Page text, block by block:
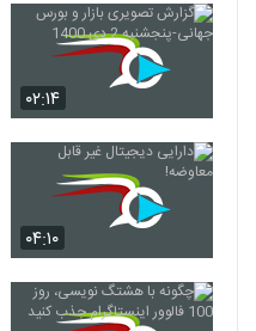
۰۲:۱۴
۰۴:۱۰